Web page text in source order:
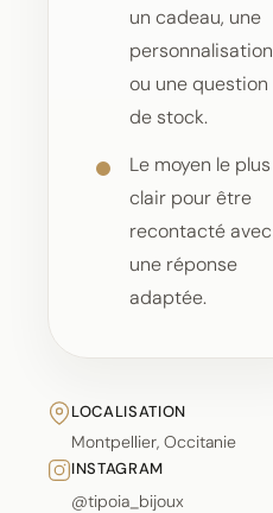
un cadeau, une
personnalisation
ou une question
de stock.
Le moyen le plus
clair pour être
recontacté avec
une réponse
adaptée.
LOCALISATION
Montpellier, Occitanie
INSTAGRAM
@tipoia_bijoux